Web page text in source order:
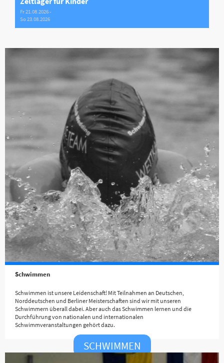
Fr 21.08.2026 -
So 23.08.2026
Schwimmen
Schwimmen ist unsere Leidenschaft! Mit Teilnahmen an Deutschen,
Norddeutschen und Berliner Meisterschaften sind wir mit unseren
Schwimmern überall dabei. Aber auch das Schwimmen lernen und die
Durchführung von nationalen und internationalen
Schwimmveranstaltungen gehört dazu.
SCHWIMMEN